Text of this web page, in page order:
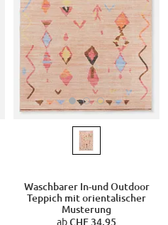
Waschbarer In-und Outdoor
Teppich mit orientalischer
Musterung
abCHF 34,95